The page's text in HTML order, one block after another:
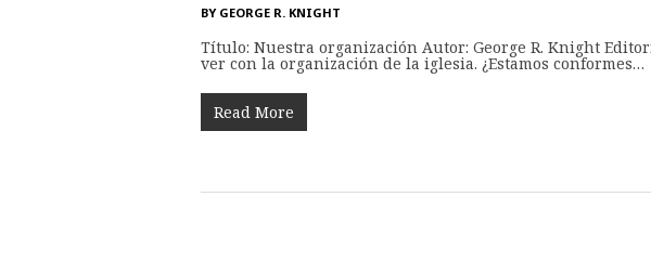
BY GEORGE R. KNIGHT
Título: Nuestra organización Autor: George R. Knight
ver con la organización de la iglesia. ¿Estamos conformes…
Read More